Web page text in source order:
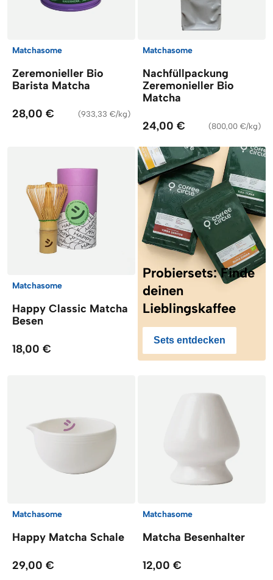
Matchasome
Zeremonieller Bio
Barista Matcha
28,00 € (933,33 €/kg)
Matchasome
Nachfüllpackung
Zeremonieller Bio
Matcha
24,00 € (800,00 €/kg)
Matchasome
Happy Classic Matcha
Besen
18,00 €
Probiersets: Finde
deinen
Lieblingskaffee
Sets entdecken
Matchasome
Happy Matcha Schale
29,00 €
Matchasome
Matcha Besenhalter
12,00 €